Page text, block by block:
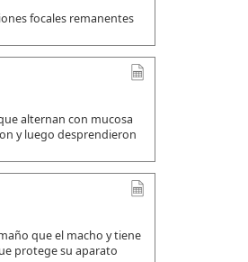
focales remanentes
alternan con mucosa
y luego desprendieron
que el macho y tiene
protege su aparato